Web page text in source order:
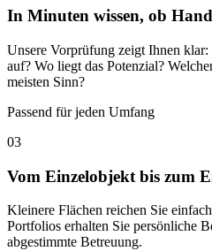
In Minuten wissen, ob
Unsere Vorprüfung zeigt Ihnen
auf? Wo liegt das Potenzial?
meisten Sinn?
Passend für jeden Umfang
03
Vom Einzelobjekt bis zum
Kleinere Flächen reichen Sie
Portfolios erhalten Sie persönliche
abgestimmte Betreuung.